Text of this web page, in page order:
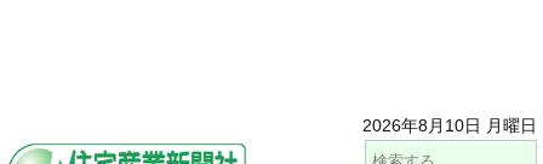
2026年8月10日 月曜日